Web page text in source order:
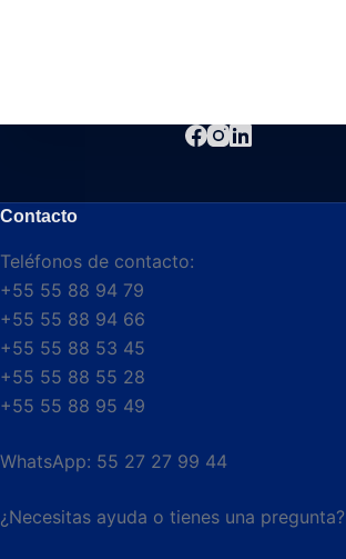
Contacto
Teléfonos de contacto:
+55 55 88 94 79
+55 55 88 94 66
+55 55 88 53 45
+55 55 88 55 28
+55 55 88 95 49
WhatsApp: 55 27 27 99 44
¿Necesitas ayuda o tienes una pregunta?